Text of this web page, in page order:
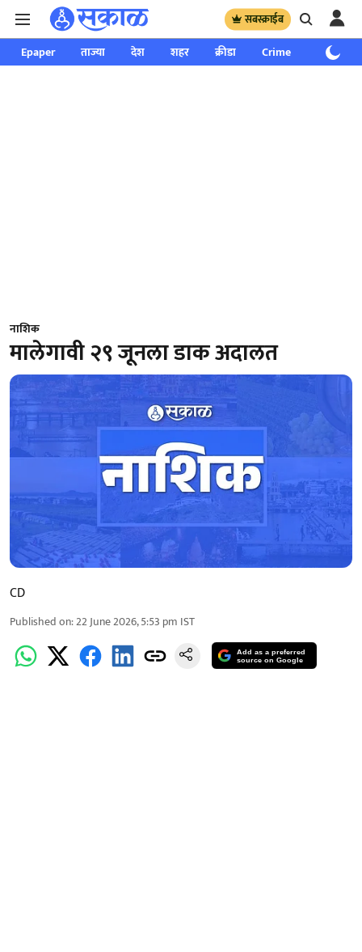
सबस्क्राईब
Epaper ताज्या देश शहर क्रीडा Crime साप्ताहिक
नाशिक
मालेगावी २९ जूनला डाक अदालत
CD
Published on:22 June 2026, 5:53 pm IST
Add as a preferred
source on Google